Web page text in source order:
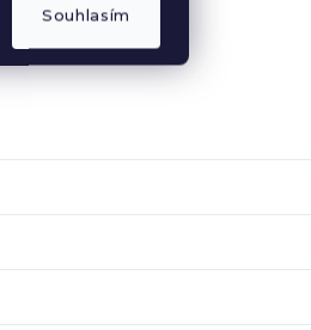
Souhlasím